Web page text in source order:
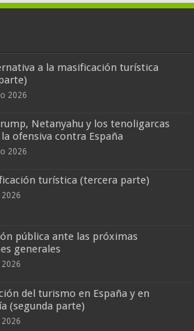
a la masificación turística
2026
Netanyahu y los tenoligarcas
ofensiva contra España
2026
turística (tercera parte)
pública ante las próximas
generales
del turismo en España y en
(segunda parte)